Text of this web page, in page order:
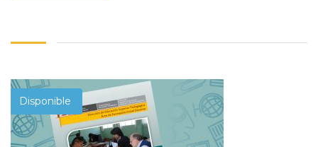
Disponible